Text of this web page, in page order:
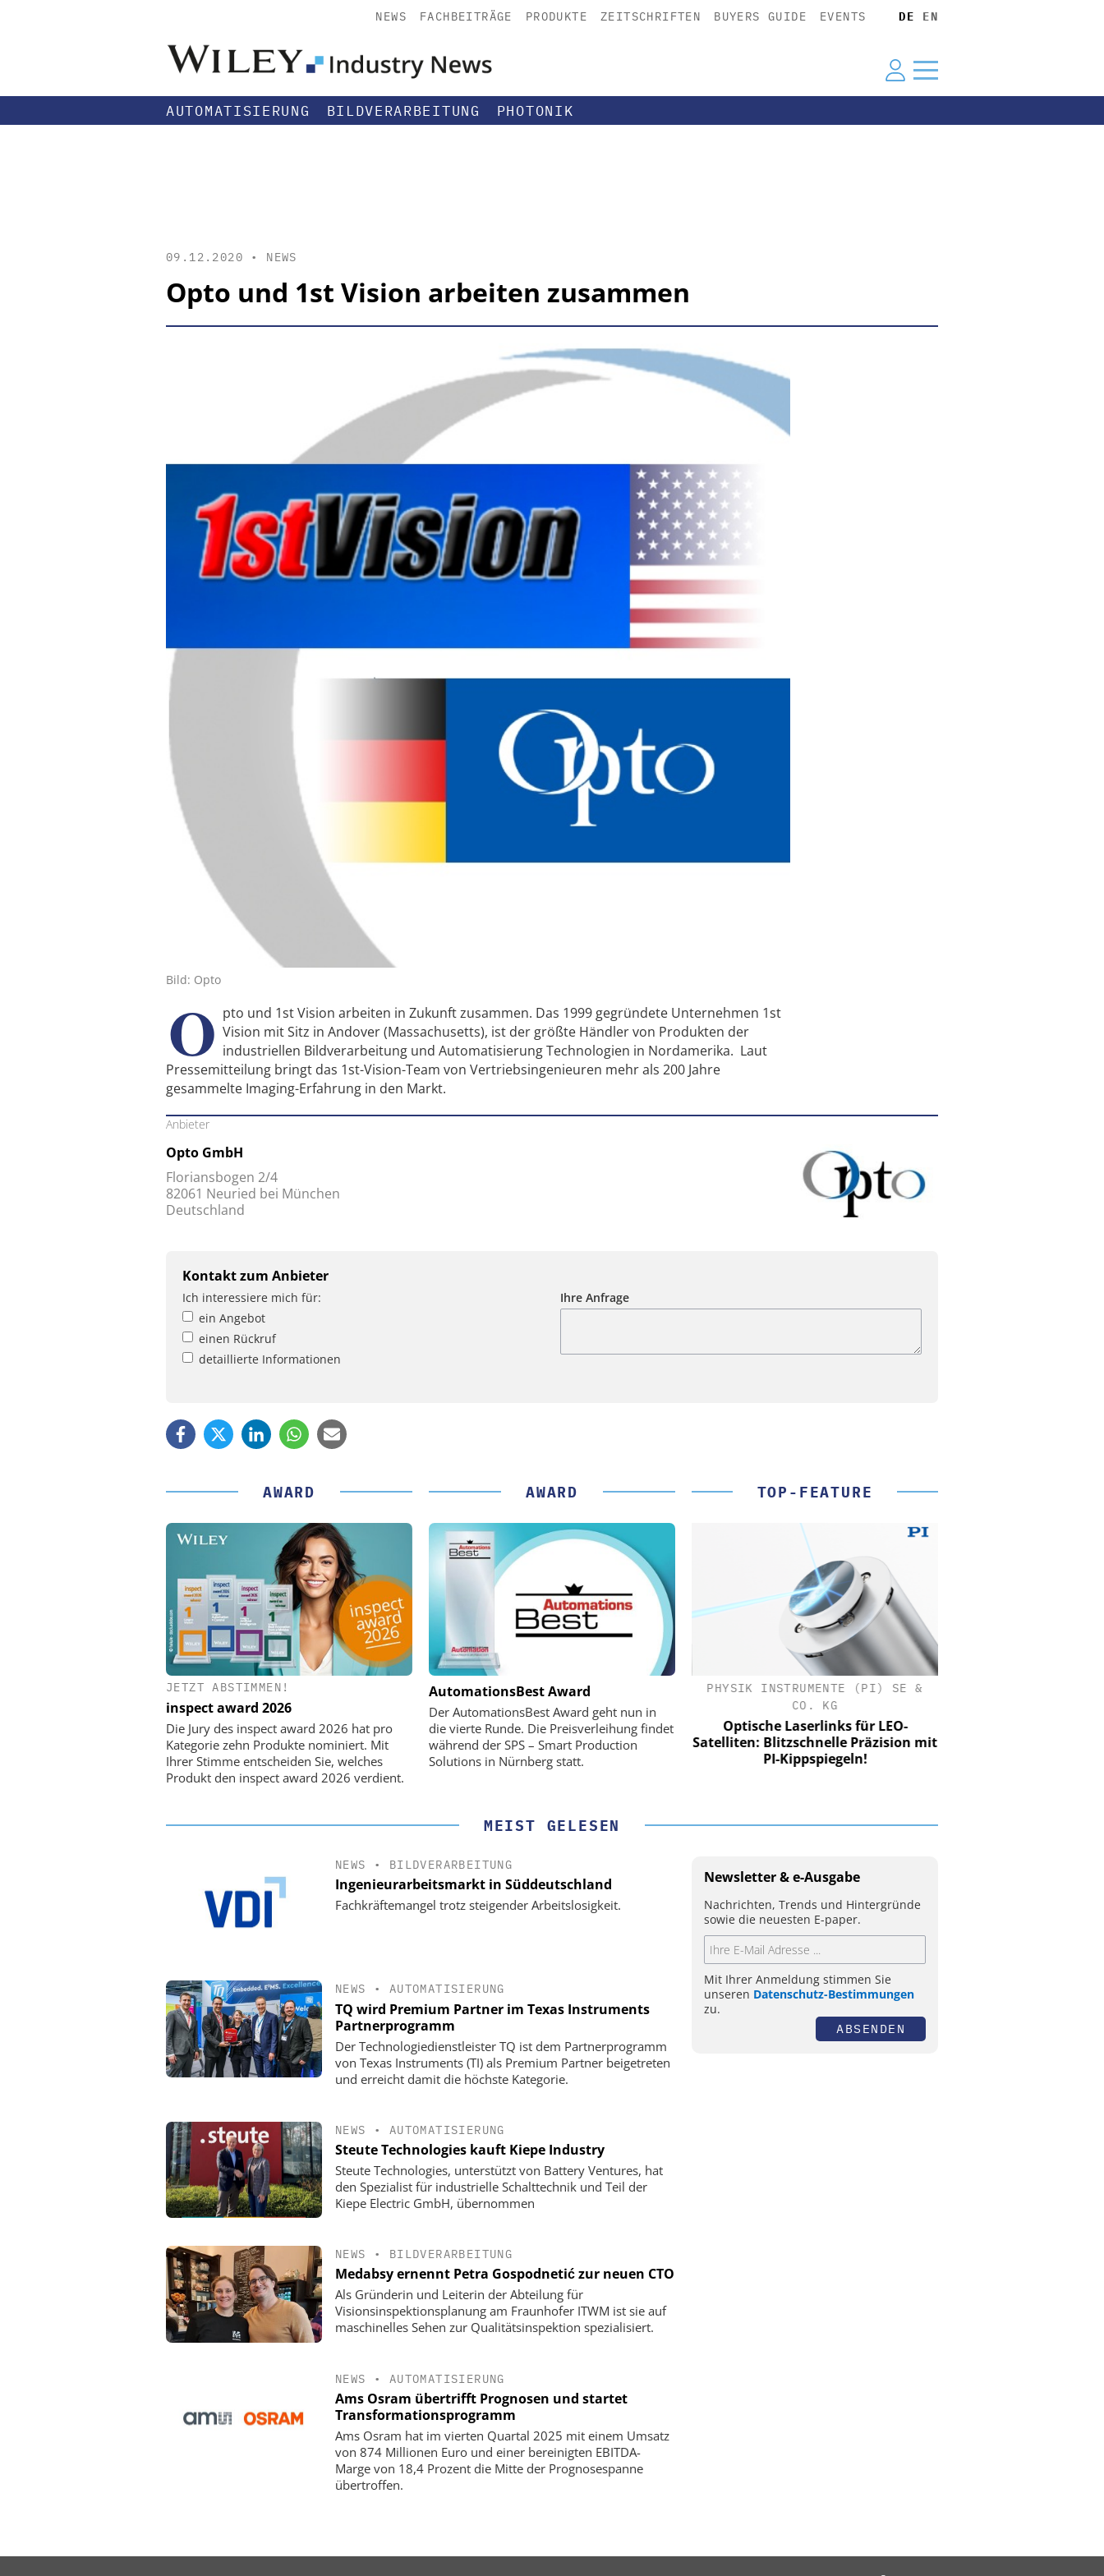
NEWS FACHBEITRÄGE PRODUKTE ZEITSCHRIFTEN BUYERS GUIDE EVENTS DE EN
AUTOMATISIERUNG BILDVERARBEITUNG PHOTONIK
09.12.2020 • NEWS
Opto und 1st Vision arbeiten zusammen
Bild: Opto
O pto und 1st Vision arbeiten in Zukunft zusammen. Das 1999 gegründete Unternehmen 1st
Vision mit Sitz in Andover (Massachusetts), ist der größte Händler von Produkten der
industriellen Bildverarbeitung und Automatisierung Technologien in Nordamerika. Laut
Pressemitteilung bringt das 1st-Vision-Team von Vertriebsingenieuren mehr als 200 Jahre
gesammelte Imaging-Erfahrung in den Markt.
Anbieter
Opto GmbH
Floriansbogen 2/4
82061 Neuried bei München
Deutschland
Kontakt zum Anbieter
Ich interessiere mich für:
ein Angebot
einen Rückruf
detaillierte Informationen
Ihre Anfrage
AWARD
JETZT ABSTIMMEN!
inspect award 2026
Die Jury des inspect award 2026 hat pro
Kategorie zehn Produkte nominiert. Mit
Ihrer Stimme entscheiden Sie, welches
Produkt den inspect award 2026 verdient.
AWARD
AutomationsBest Award
Der AutomationsBest Award geht nun in
die vierte Runde. Die Preisverleihung findet
während der SPS – Smart Production
Solutions in Nürnberg statt.
TOP-FEATURE
PHYSIK INSTRUMENTE (PI) SE &
Optische Laserlinks für LEO-
Satelliten: Blitzschnelle Präzision mit
PI-Kippspiegeln!
PHYSIK INSTRUMENTE (PI) SE &
CO. KG
Optische Laserlinks für LEO-
Satelliten: Blitzschnelle Präzision mit
PI-Kippspiegeln!
PHYSIK INSTRUMENTE (PI) SE &
CO. KG
Optische Laserlinks für LEO-
Satelliten: Blitzschnelle Präzision mit
PI-Kippspiegeln!
MEIST GELESEN
NEWS • BILDVERARBEITUNG
Ingenieurarbeitsmarkt in Süddeutschland
Fachkräftemangel trotz steigender Arbeitslosigkeit.
NEWS • AUTOMATISIERUNG
TQ wird Premium Partner im Texas Instruments
Partnerprogramm
Der Technologiedienstleister TQ ist dem Partnerprogramm
von Texas Instruments (TI) als Premium Partner beigetreten
und erreicht damit die höchste Kategorie.
NEWS • AUTOMATISIERUNG
Steute Technologies kauft Kiepe Industry
Steute Technologies, unterstützt von Battery Ventures, hat
den Spezialist für industrielle Schalttechnik und Teil der
Kiepe Electric GmbH, übernommen
NEWS • BILDVERARBEITUNG
Medabsy ernennt Petra Gospodnetić zur neuen CTO
Als Gründerin und Leiterin der Abteilung für
Visionsinspektionsplanung am Fraunhofer ITWM ist sie auf
maschinelles Sehen zur Qualitätsinspektion spezialisiert.
NEWS • AUTOMATISIERUNG
Ams Osram übertrifft Prognosen und startet
Transformationsprogramm
Ams Osram hat im vierten Quartal 2025 mit einem Umsatz
von 874 Millionen Euro und einer bereinigten EBITDA-
Marge von 18,4 Prozent die Mitte der Prognosespanne
übertroffen.
Newsletter & e-Ausgabe
Nachrichten, Trends und Hintergründe
sowie die neuesten E-paper.
Mit Ihrer Anmeldung stimmen Sie
unseren Datenschutz-Bestimmungen
zu.
ABSENDEN